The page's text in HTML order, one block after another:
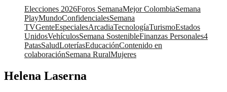
Elecciones 2026Foros SemanaMejor ColombiaSemana
PlayMundoConfidencialesSemana
TVGenteEspecialesArcadiaTecnologíaTurismoEstados
UnidosVehículosSemana SostenibleFinanzas Personales4
PatasSaludLoteríasEducaciónContenido en
colaboraciónSemana RuralMujeres
Helena Laserna